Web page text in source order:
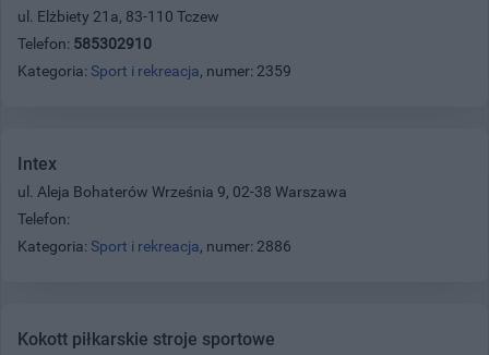
ul. Elżbiety 21a, 83-110 Tczew
Telefon: 585302910
Kategoria: Sport i rekreacja, numer: 2359
Intex
ul. Aleja Bohaterów Września 9, 02-38 Warszawa
Telefon:
Kategoria: Sport i rekreacja, numer: 2886
Kokott piłkarskie stroje sportowe